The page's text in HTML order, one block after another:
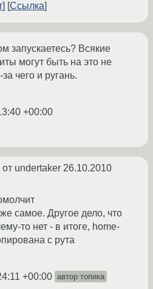
Ссылка
запускаетесь? Всякие
могут быть на это не
чего и ругань.
+00:00
от undertaker 26.10.2010
самое. Другое дело, что
то нет - в итоге, home-
с рута
+00:00 автор топика